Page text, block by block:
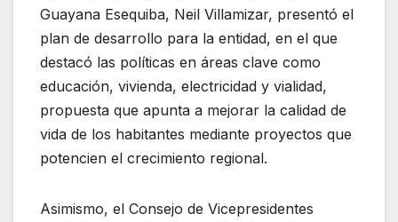
Guayana Esequiba, Neil Villamizar, presentó el
plan de desarrollo para la entidad, en el que
destacó las políticas en áreas clave como
educación, vivienda, electricidad y vialidad,
propuesta que apunta a mejorar la calidad de
vida de los habitantes mediante proyectos que
potencien el crecimiento regional.
Asimismo, el Consejo de Vicepresidentes